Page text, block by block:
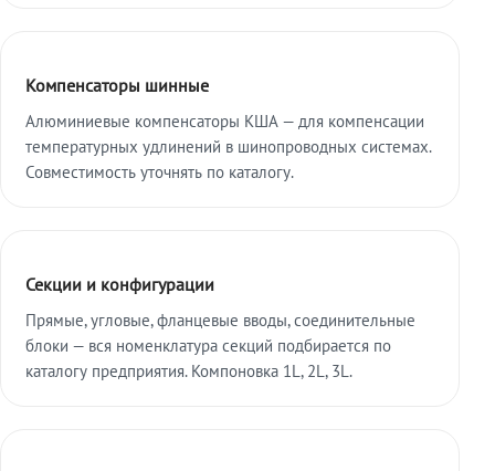
Компенсаторы шинные
Алюминиевые компенсаторы КША — для компенсации
температурных удлинений в шинопроводных системах.
Совместимость уточнять по каталогу.
Секции и конфигурации
Прямые, угловые, фланцевые вводы, соединительные
блоки — вся номенклатура секций подбирается по
каталогу предприятия. Компоновка 1L, 2L, 3L.